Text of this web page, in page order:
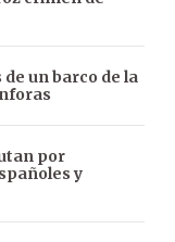
un barco de la
por
y